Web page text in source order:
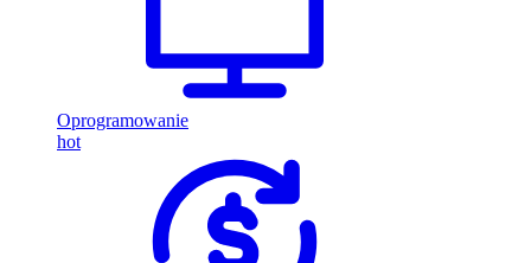
Oprogramowanie
hot